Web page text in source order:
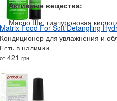
Активные вещества:
Масло Ши, гиалуроновая
Matrix Food For Soft Detangling
Кондиционер для увлажнения и
Есть в наличии
от 421 грн